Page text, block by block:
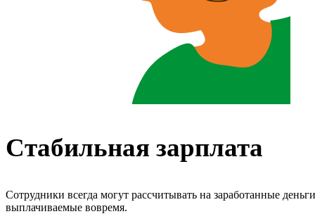
Стабильная зарплата
Сотрудники всегда могут рассчитывать на заработанные
выплачиваемые вовремя.